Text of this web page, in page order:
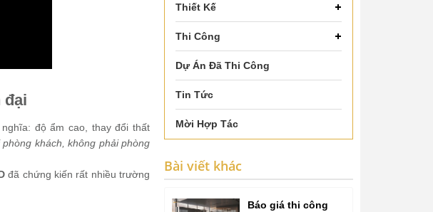
đại
độ ẩm cao, thay đổi thất
phòng khách, không phải phòng
đã chứng kiến rất nhiều trường
Thiết Kế
Thi Công
Dự Án Đã Thi Công
Tin Tức
Mời Hợp Tác
Bài viết khác
Báo giá thi công